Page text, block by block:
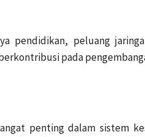
pendidikan, peluang
pada
penting dalam sistem